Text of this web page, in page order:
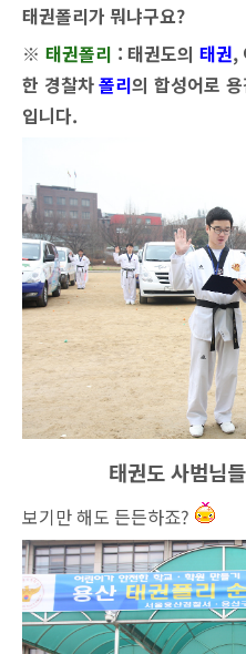
태권폴리가 뭐냐구요?
※태권폴리 : 태권도의 태권,
한 경찰차폴리의 합성어로
입니다.
태권도 사범님
보기만 해도 든든하죠?